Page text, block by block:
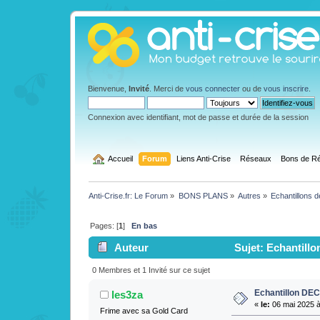
Bienvenue, Invité . Merci de vous connecter ou de vous inscrire
Connexion avec identifiant, mot de passe et durée de la session
Accueil Forum Liens Anti-Crise Réseaux Bons de
Anti-Crise.fr: Le Forum » BONS PLANS» Autres » Echantillons
Pages: [1]En bas
Auteur Sujet:
0 Membres et 1 Invité sur ce sujet
les3za
Frime avec sa Gold Card
Echantillon
« le: 06 mai 2025